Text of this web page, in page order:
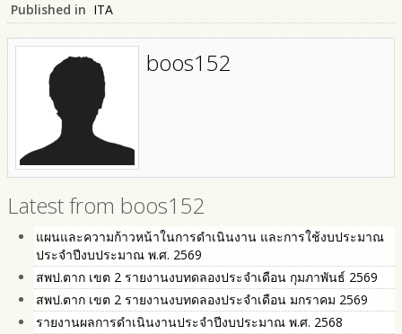
Published in ITA
boos152
Latest from boos152
แผนและความก้าวหน้าในการดำเนินงาน และการใช้งบประมาณ
ประจำปีงบประมาณ พ.ศ. 2569
สพป.ตาก เขต 2 รายงานงบทดลองประจำเดือน กุมภาพันธ์ 2569
สพป.ตาก เขต 2 รายงานงบทดลองประจำเดือน มกราคม 2569
รายงานผลการดำเนินงานประจำปีงบประมาณ พ.ศ. 2568